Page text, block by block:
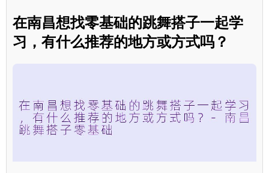
在南昌想找零基础的跳舞搭子一起学
习，有什么推荐的地方或方式吗？